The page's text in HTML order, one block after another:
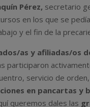
Pérez, secretario
en los que se pedía
y el fin de la
as y afiliadas/os
participaron
servicio de
en pancartas y
queremos dales las